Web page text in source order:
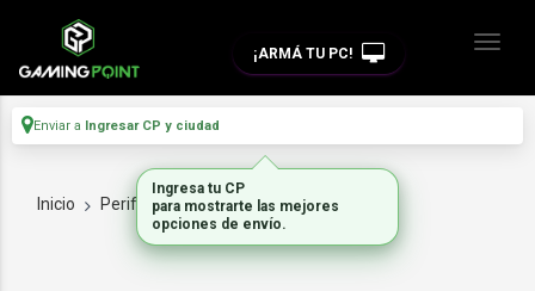
¡ARMÁ TU PC!
Enviar a Ingresar CP y ciudad
Inicio Perifericos MICROFONOS